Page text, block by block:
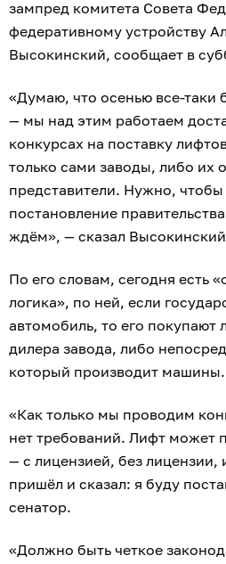
зампред комитета Совета
федеративному устройству
Высокинский, сообщает в
«Думаю, что осенью все-таки
— мы над этим работаем
конкурсах на поставку
только сами заводы, либо их
представители. Нужно,
постановление
ждём», — сказал
По его словам, сегодня есть
логика», по ней, если
автомобиль, то его покупают
дилера завода, либо
который производит машины.
«Как только мы проводим
нет требований. Лифт может
— с лицензией, без лицензии,
пришёл и сказал: я буду
сенатор.
«Должно быть четкое